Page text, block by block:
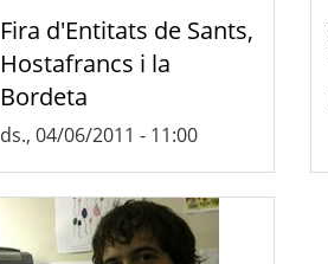
Fira d'Entitats de Sants,
Hostafrancs i la
Bordeta
ds., 04/06/2011 - 11:00